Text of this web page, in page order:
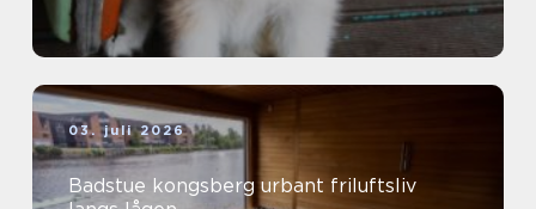
03. juli 2026
Badstue kongsberg urbant friluftsliv